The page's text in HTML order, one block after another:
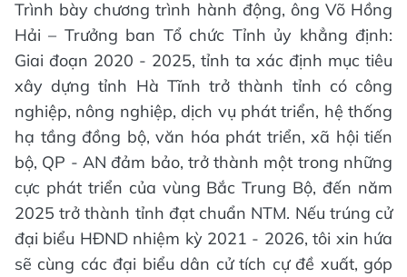
Trình bày chương trình hành động, ông Võ Hồng
Hải – Trưởng ban Tổ chức Tỉnh ủy khẳng định:
Giai đoạn 2020 - 2025, tỉnh ta xác định mục tiêu
xây dựng tỉnh Hà Tĩnh trở thành tỉnh có công
nghiệp, nông nghiệp, dịch vụ phát triển, hệ thống
hạ tầng đồng bộ, văn hóa phát triển, xã hội tiến
bộ, QP - AN đảm bảo, trở thành một trong những
cực phát triển của vùng Bắc Trung Bộ, đến năm
2025 trở thành tỉnh đạt chuẩn NTM. Nếu trúng cử
đại biểu HĐND nhiệm kỳ 2021 - 2026, tôi xin hứa
sẽ cùng các đại biểu dân cử tích cự đề xuất, góp